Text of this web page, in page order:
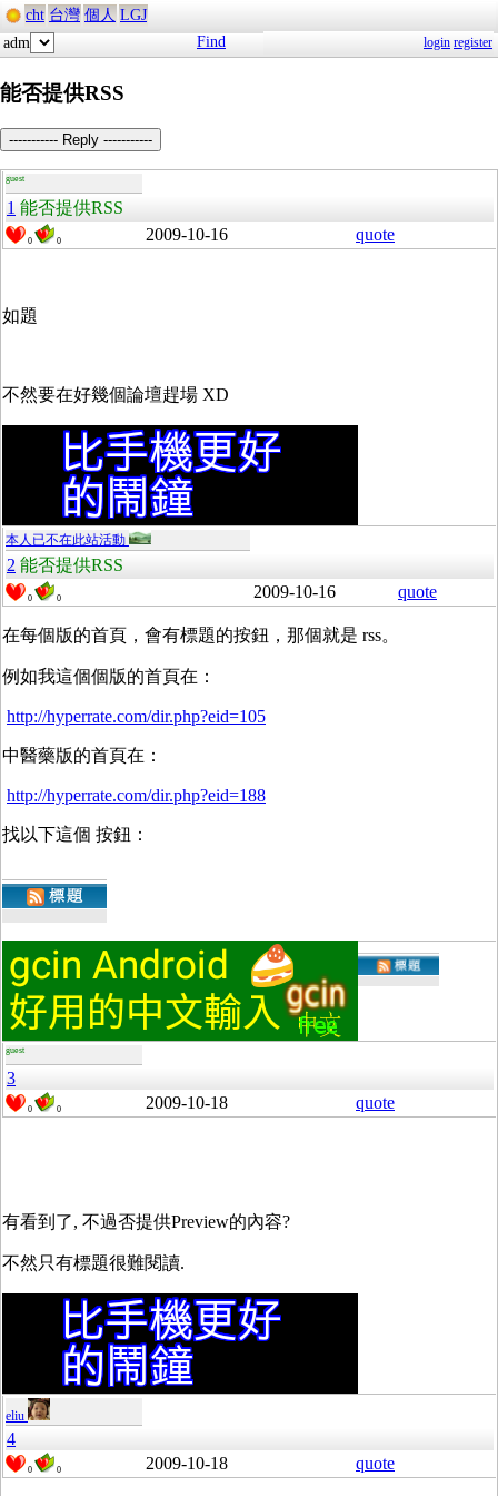
cht 台灣 個人 LGJ
adm
Find login register
能否提供RSS
----------- Reply -----------
guest
1 能否提供RSS
0 0 2009-10-16 quote
如題
不然要在好幾個論壇趕場 XD
本人已不在此站活動
2 能否提供RSS
0 0 2009-10-16 quote
在每個版的首頁，會有標題的按鈕，那個就是 rss。
例如我這個個版的首頁在：
http://hyperrate.com/dir.php?eid=105
中醫藥版的首頁在：
http://hyperrate.com/dir.php?eid=188
找以下這個 按鈕：
guest
3
0 0 2009-10-18 quote
有看到了, 不過否提供Preview的內容?
不然只有標題很難閱讀.
eliu
4
0 0 2009-10-18 quote